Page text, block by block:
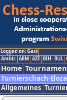
Logged on: Gast
Arabic ARM AZE BIH BUL
Home
Turnierschach-
Allgemeines